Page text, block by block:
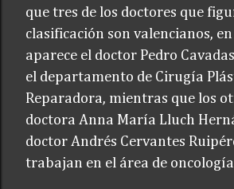
que tres de los doctores que
clasificación son valencianos,
aparece el doctor Pedro
el departamento de Cirugía
Reparadora, mientras que los
doctora Anna María Lluch
doctor Andrés Cervantes
trabajan en el área de